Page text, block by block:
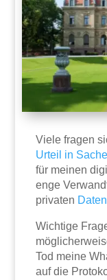
Viele fragen
Urteil in
für meinen
enge
privaten Daten
Wichtige
Tod meine
auf die